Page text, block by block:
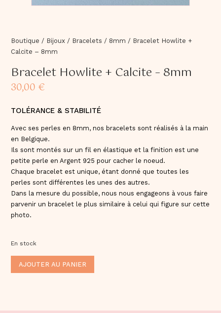
Boutique / Bijoux / Bracelets / 8mm / Bracelet Howlite +
Calcite – 8mm
Bracelet Howlite + Calcite – 8mm
30,00 €
TOLÉRANCE & STABILITÉ
Avec ses perles en 8mm, nos bracelets sont réalisés à la main
en Belgique.
Ils sont montés sur un fil en élastique et la finition est une
petite perle en Argent 925 pour cacher le noeud.
Chaque bracelet est unique, étant donné que toutes les
perles sont différentes les unes des autres.
Dans la mesure du possible, nous nous engageons à vous faire
parvenir un bracelet le plus similaire à celui qui figure sur cette
photo.
En stock
AJOUTER AU PANIER